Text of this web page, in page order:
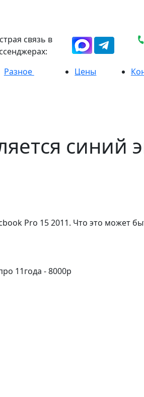
связь в
Разное Цены
синий
Pro 15 2011. Что это может
11года - 8000р